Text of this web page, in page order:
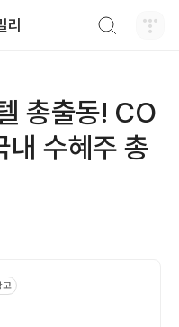
리
총출동! CO
수혜주 총
고